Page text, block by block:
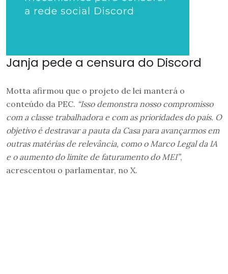
Janja pede a censura do Discord
Motta afirmou que o projeto de lei manterá o
conteúdo da PEC. “Isso demonstra nosso compromisso
com a classe trabalhadora e com as prioridades do país. O
objetivo é destravar a pauta da Casa para avançarmos em
outras matérias de relevância, como o Marco Legal da IA
e o aumento do limite de faturamento do MEI”,
acrescentou o parlamentar, no X.